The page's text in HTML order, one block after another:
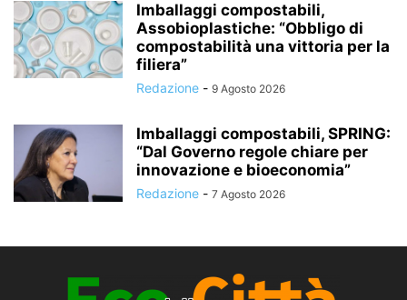
Imballaggi compostabili,
Assobioplastiche: “Obbligo di
compostabilità una vittoria per la
filiera”
Redazione - 9 Agosto 2026
Imballaggi compostabili, SPRING:
“Dal Governo regole chiare per
innovazione e bioeconomia”
Redazione - 7 Agosto 2026